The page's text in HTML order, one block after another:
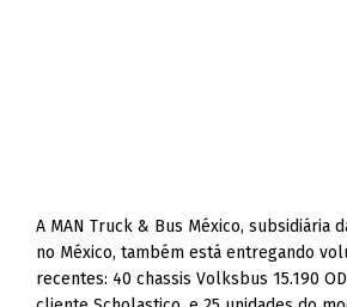
A MAN Truck & Bus México, subsidiária
no México, também está entregando
recentes: 40 chassis Volksbus 15.190 OD